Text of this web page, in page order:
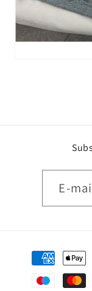
E-
Métodos
de